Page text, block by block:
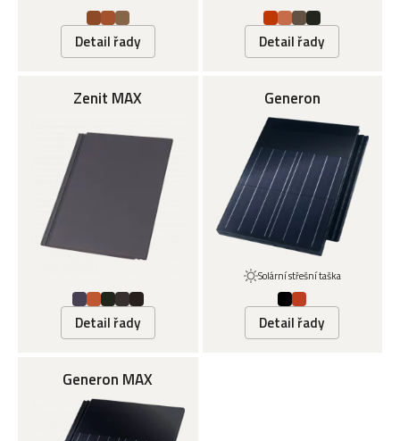
Detail řady Detail řady
Zenit MAX
Detail řady
Generon
Solární střešní taška
Detail řady
Generon MAX